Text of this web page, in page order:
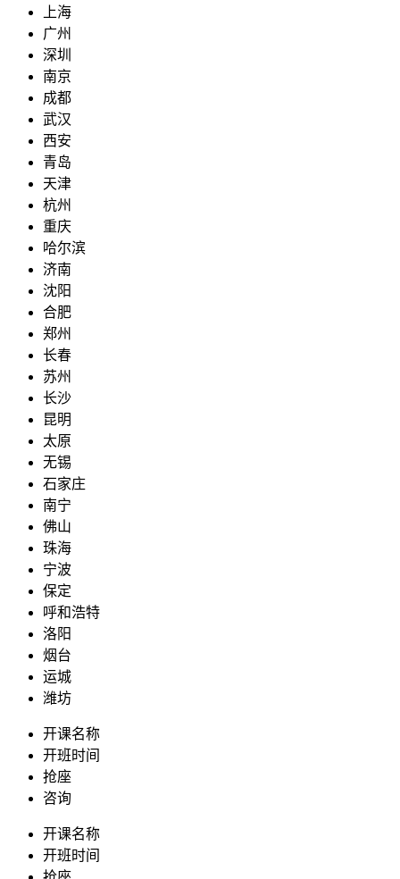
上海
广州
深圳
南京
成都
武汉
西安
青岛
天津
杭州
重庆
哈尔滨
济南
沈阳
合肥
郑州
长春
苏州
长沙
昆明
太原
无锡
石家庄
南宁
佛山
珠海
宁波
保定
呼和浩特
洛阳
烟台
运城
潍坊
开课名称
开班时间
抢座
咨询
开课名称
开班时间